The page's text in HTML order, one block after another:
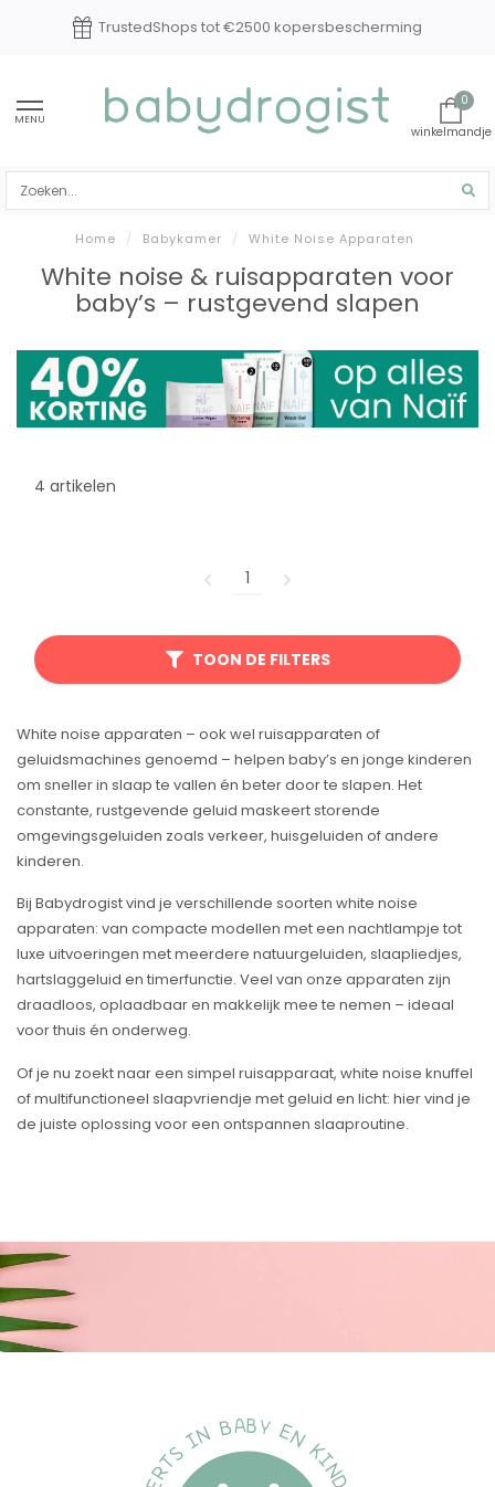
TrustedShops tot €2500 kopersbescherming
MENU
0
Home / Babykamer / White Noise Apparaten
White noise & ruisapparaten voor
baby’s – rustgevend slapen
4 artikelen
1
TOON DE FILTERS
White noise apparaten – ook wel ruisapparaten of
geluidsmachines genoemd – helpen baby’s en jonge kinderen
om sneller in slaap te vallen én beter door te slapen. Het
constante, rustgevende geluid maskeert storende
omgevingsgeluiden zoals verkeer, huisgeluiden of andere
kinderen.
Bij Babydrogist vind je verschillende soorten white noise
apparaten: van compacte modellen met een nachtlampje tot
luxe uitvoeringen met meerdere natuurgeluiden, slaapliedjes,
hartslaggeluid en timerfunctie. Veel van onze apparaten zijn
draadloos, oplaadbaar en makkelijk mee te nemen – ideaal
voor thuis én onderweg.
Of je nu zoekt naar een simpel ruisapparaat, white noise knuffel
of multifunctioneel slaapvriendje met geluid en licht: hier vind je
de juiste oplossing voor een ontspannen slaaproutine.